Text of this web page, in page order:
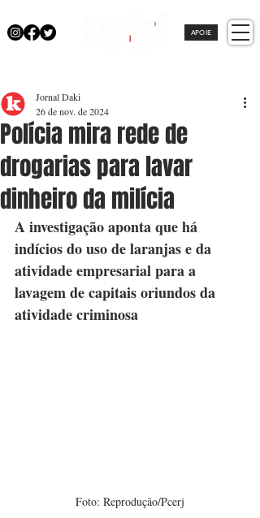
APOIE
Polícia mira rede de
drogarias para lavar
dinheiro da milícia
Jornal Daki
26 de nov. de 2024
A investigação aponta que há
indícios do uso de laranjas e da
atividade empresarial para a
lavagem de capitais oriundos da
atividade criminosa
Foto: Reprodução/Pcerj